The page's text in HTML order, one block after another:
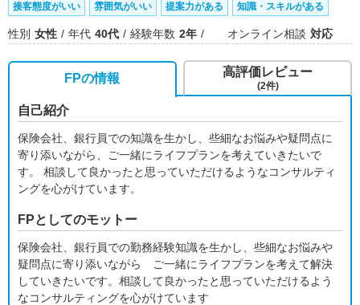
接客態度がいい 雰囲気がいい 提案力がある 知識・スキルがある
性別 女性 年代 40代 経験年数 2年 オンライン相談 対応
FPの情報
自己紹介
保険会社、銀行員での知識を生かし、些細なお悩みや疑問点に
寄り添いながら、ご一緒にライフプランを考えていきたいで
す。 相談して良かったと思っていただけるようなコンサルティ
ングを心がけています。
FPとしてのモットー
保険会社、銀行員での勤務経験知識を生かし、些細なお悩みや
疑問点に寄り添いながら ご一緒にライフプランを考えて解決
していきたいです。相談して良かったと思っていただけるよう
なコンサルティングを心がけています
高評価レビュー
(2件)